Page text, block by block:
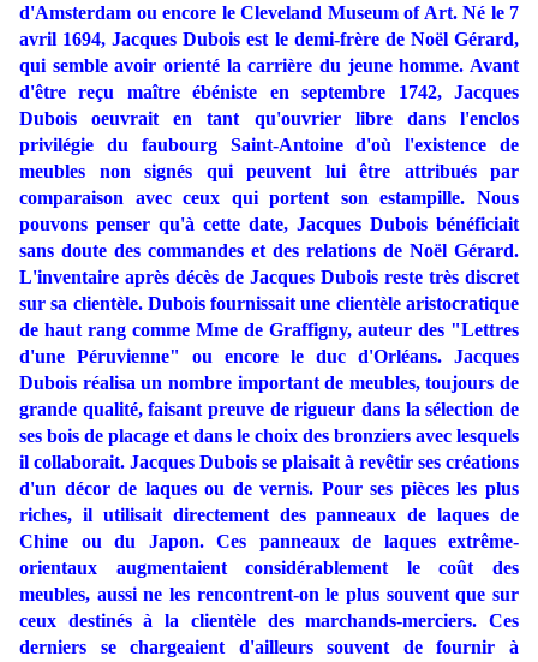
d'Amsterdam ou encore le Cleveland Museum of Art. Né le 7
avril 1694, Jacques Dubois est le demi-frère de Noël Gérard,
qui semble avoir orienté la carrière du jeune homme. Avant
d'être reçu maître ébéniste en septembre 1742, Jacques
Dubois oeuvrait en tant qu'ouvrier libre dans l'enclos
privilégie du faubourg Saint-Antoine d'où l'existence de
meubles non signés qui peuvent lui être attribués par
comparaison avec ceux qui portent son estampille. Nous
pouvons penser qu'à cette date, Jacques Dubois bénéficiait
sans doute des commandes et des relations de Noël Gérard.
L'inventaire après décès de Jacques Dubois reste très discret
sur sa clientèle. Dubois fournissait une clientèle aristocratique
de haut rang comme Mme de Graffigny, auteur des "Lettres
d'une Péruvienne" ou encore le duc d'Orléans. Jacques
Dubois réalisa un nombre important de meubles, toujours de
grande qualité, faisant preuve de rigueur dans la sélection de
ses bois de placage et dans le choix des bronziers avec lesquels
il collaborait. Jacques Dubois se plaisait à revêtir ses créations
d'un décor de laques ou de vernis. Pour ses pièces les plus
riches, il utilisait directement des panneaux de laques de
Chine ou du Japon. Ces panneaux de laques extrême-
orientaux augmentaient considérablement le coût des
meubles, aussi ne les rencontrent-on le plus souvent que sur
ceux destinés à la clientèle des marchands-merciers. Ces
derniers se chargeaient d'ailleurs souvent de fournir à